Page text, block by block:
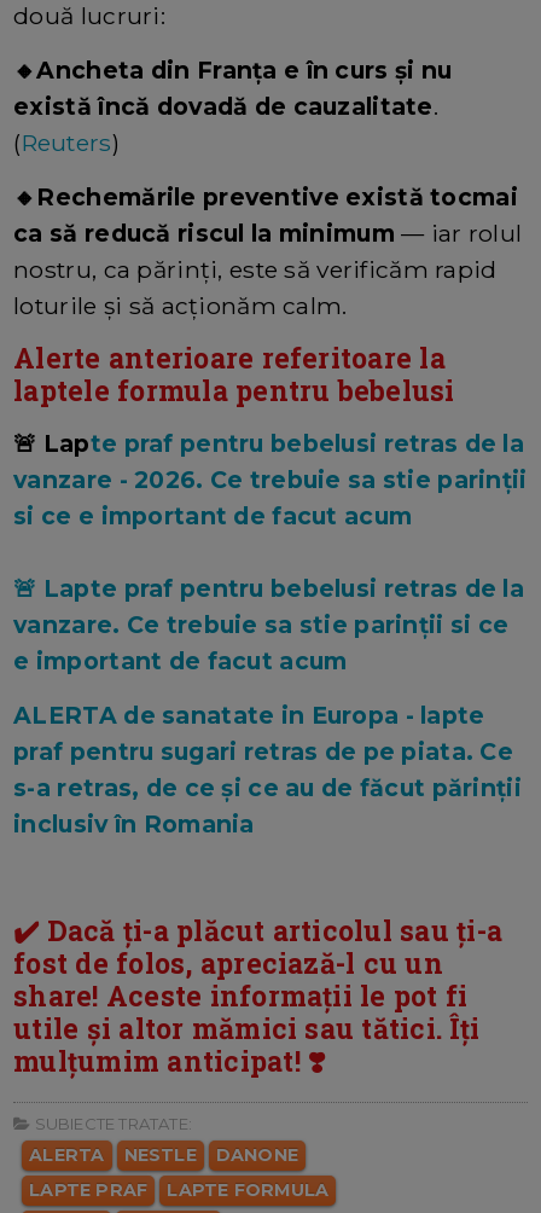
două lucruri:
🔸Ancheta din Franța e în curs și nu
există încă dovadă de cauzalitate.
(Reuters)
🔸Rechemările preventive există tocmai
ca să reducă riscul la minimum — iar rolul
nostru, ca părinți, este să verificăm rapid
loturile și să acționăm calm.
Alerte anterioare referitoare la
laptele formula pentru bebelusi
🚨 Lapte praf pentru bebelusi retras de la
vanzare - 2026. Ce trebuie sa stie parinții
si ce e important de facut acum
🚨 Lapte praf pentru bebelusi retras de la
vanzare. Ce trebuie sa stie parinții si ce
e important de facut acum
ALERTA de sanatate in Europa - lapte
praf pentru sugari retras de pe piata. Ce
s-a retras, de ce și ce au de făcut părinții
inclusiv în Romania
✔️ Dacă ți-a plăcut articolul sau ți-a
fost de folos, apreciază-l cu un
share! Aceste informații le pot fi
utile și altor mămici sau tătici. Îți
mulțumim anticipat! ❣️
SUBIECTE TRATATE:
ALERTA NESTLE
DANONE
LAPTE PRAF
LAPTE FORMULA